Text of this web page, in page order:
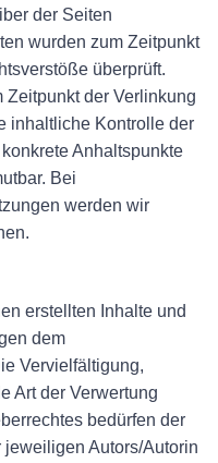
der Seiten
wurden zum Zeitpunkt
überprüft.
Zeitpunkt der Verlinkung
inhaltliche Kontrolle der
Anhaltspunkte
Bei
werden wir
erstellten Inhalte und
dem
Vervielfältigung,
Art der Verwertung
bedürfen der
Autors/Autorin